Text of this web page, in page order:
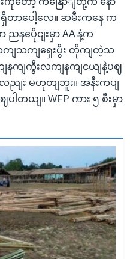
တာပေါ့လေ။ ဆမီးကနေ က
နပေိုငျးမှာ AA နဲ့က
ကျသကျရှေးပွီး တိုကျတဲ့သ
ကျကွီးလကျနကျငယျနဲ့ပဈ
ညျး မဟုတျဘူး။ အနီးကပျ
တယျ။ WFP ကား ၅ စီးမှာ